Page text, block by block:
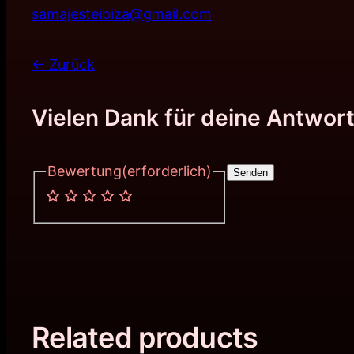
samajesteibiza@gmail.com
← Zurück
Vielen Dank für deine
Bewertung(erforderlich) Senden
Related products